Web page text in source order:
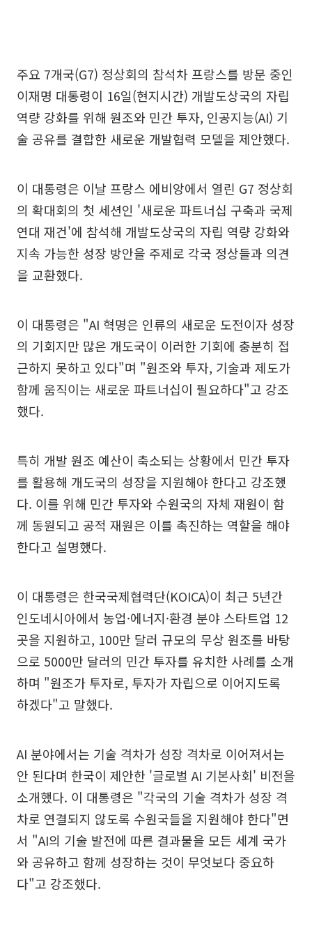
주요 7개국(G7) 정상회의 참석차 프랑스를 방문 중인
이재명 대통령이 16일(현지시간) 개발도상국의 자립
역량 강화를 위해 원조와 민간 투자, 인공지능(AI) 기
술 공유를 결합한 새로운 개발협력 모델을 제안했다.
이 대통령은 이날 프랑스 에비앙에서 열린 G7 정상회
의 확대회의 첫 세션인 '새로운 파트너십 구축과 국제
연대 재건'에 참석해 개발도상국의 자립 역량 강화와
지속 가능한 성장 방안을 주제로 각국 정상들과 의견
을 교환했다.
이 대통령은 "AI 혁명은 인류의 새로운 도전이자 성장
의 기회지만 많은 개도국이 이러한 기회에 충분히 접
근하지 못하고 있다"며 "원조와 투자, 기술과 제도가
함께 움직이는 새로운 파트너십이 필요하다"고 강조
했다.
특히 개발 원조 예산이 축소되는 상황에서 민간 투자
를 활용해 개도국의 성장을 지원해야 한다고 강조했
다. 이를 위해 민간 투자와 수원국의 자체 재원이 함
께 동원되고 공적 재원은 이를 촉진하는 역할을 해야
한다고 설명했다.
이 대통령은 한국국제협력단(KOICA)이 최근 5년간
인도네시아에서 농업·에너지·환경 분야 스타트업 12
곳을 지원하고, 100만 달러 규모의 무상 원조를 바탕
으로 5000만 달러의 민간 투자를 유치한 사례를 소개
하며 "원조가 투자로, 투자가 자립으로 이어지도록
하겠다"고 말했다.
AI 분야에서는 기술 격차가 성장 격차로 이어져서는
안 된다며 한국이 제안한 '글로벌 AI 기본사회' 비전을
소개했다. 이 대통령은 "각국의 기술 격차가 성장 격
차로 연결되지 않도록 수원국들을 지원해야 한다"면
서 "AI의 기술 발전에 따른 결과물을 모든 세계 국가
와 공유하고 함께 성장하는 것이 무엇보다 중요하
다"고 강조했다.